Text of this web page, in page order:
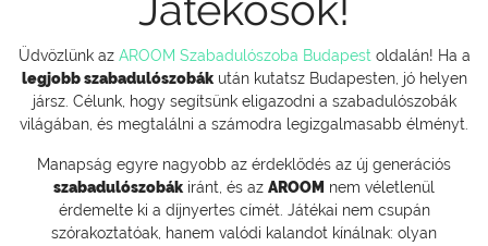
Üdvözlünk az AROOM Szabadulószoba Budapest oldalán! Ha a
legjobb szabadulószobákután kutatsz Budapesten, jó helyen
jársz. Célunk, hogy segítsünk eligazodni a szabadulószobák
világában, és megtalálni a számodra legizgalmasabb élményt.
Manapság egyre nagyobb az érdeklődés az új generációs
szabadulószobák iránt, és az AROOM nem véletlenül
érdemelte ki a díjnyertes címét. Játékai nem csupán
szórakoztatóak, hanem valódi kalandot kínálnak: olyan